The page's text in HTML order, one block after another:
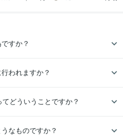
すか？
われますか？
どういうことですか？
なものですか？